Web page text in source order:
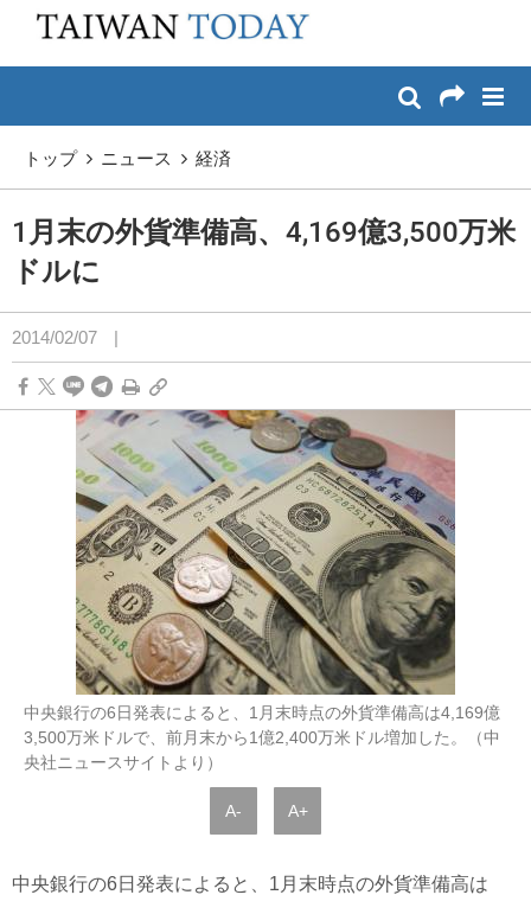
メイン コンテンツへスキップ
トップ ニュース 経済
1月末の外貨準備高、4,169億3,500万米
ドルに
2014/02/07 |
中央銀行の6日発表によると、1月末時点の外貨準備高は4,169億
3,500万米ドルで、前月末から1億2,400万米ドル増加した。（中
央社ニュースサイトより）
A- A+
中央銀行の6日発表によると、1月末時点の外貨準備高は